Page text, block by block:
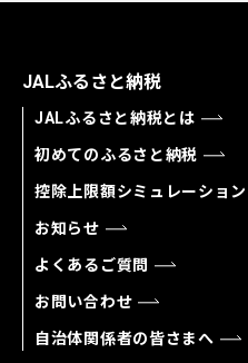
JALふるさと納税
JALふるさと納税とは
初めてのふるさと納税
控除上限額シミュレーション
お知らせ
よくあるご質問
お問い合わせ
自治体関係者の皆さまへ